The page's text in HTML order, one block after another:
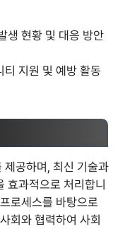
생 현황 및 대응 방안
지원 및 예방 활동
제공하며, 최신 기술과
효과적으로 처리합니
로세스를 바탕으로
회와 협력하여 사회